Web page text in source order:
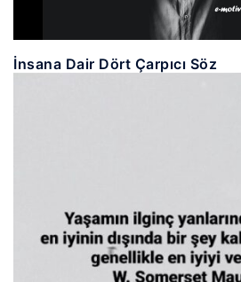
İnsana Dair Dört Çarpıcı Söz